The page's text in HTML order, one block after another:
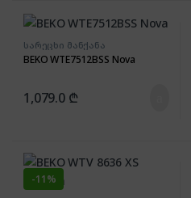
სარეცხი მანქანა
BEKO WTE7512BSS Nova
1,079.0 ₾
-11%